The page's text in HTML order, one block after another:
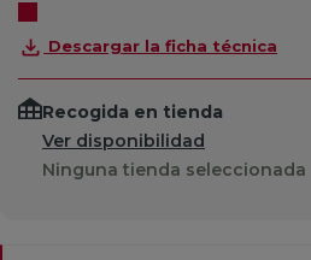
Descargar la ficha técnica
Recogida en tienda
Ver disponibilidad
Ninguna tienda seleccionada